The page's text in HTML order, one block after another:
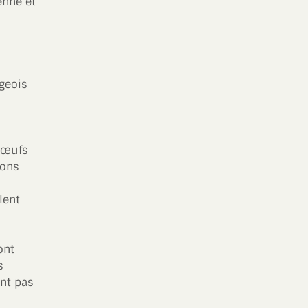
œufs
pas